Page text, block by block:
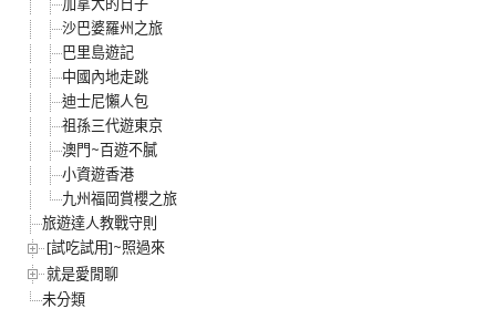
沙巴婆羅州之旅
巴里島遊記
中國內地走跳
迪士尼懶人包
祖孫三代遊東京
澳門~百遊不膩
小資遊香港
九州福岡賞櫻之旅
旅遊達人教戰守則
[試吃試用]~照過來
就是愛閒聊
未分類